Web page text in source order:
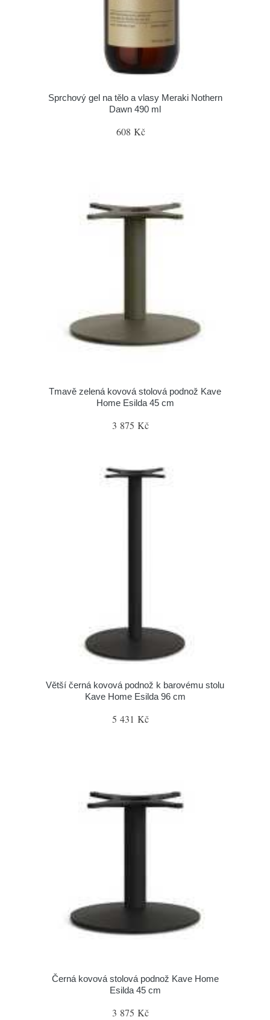
Sprchový gel na tělo a vlasy Meraki Nothern
Dawn 490 ml
608 Kč
Tmavě zelená kovová stolová podnož Kave
Home Esilda 45 cm
3 875 Kč
Větší černá kovová podnož k barovému stolu
Kave Home Esilda 96 cm
5 431 Kč
Černá kovová stolová podnož Kave Home
Esilda 45 cm
3 875 Kč